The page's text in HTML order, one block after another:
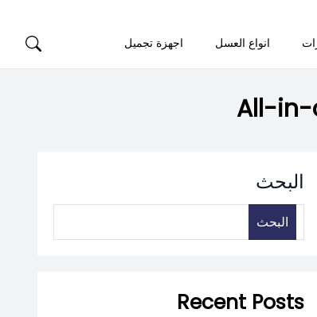
انواع العسل اجهزة تجميل
All-in-
البحث
البحث
Recent Posts